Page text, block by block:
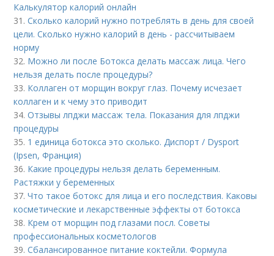
Калькулятор калорий онлайн
31.Сколько калорий нужно потреблять в день для своей
цели. Сколько нужно калорий в день - рассчитываем
норму
32. Можно ли после Ботокса делать массаж лица. Чего
нельзя делать после процедуры?
33. Коллаген от морщин вокруг глаз. Почему исчезает
коллаген и к чему это приводит
34.Отзывы лпджи массаж тела. Показания для лпджи
процедуры
35. 1 единица ботокса это сколько. Диспорт / Dysport
(Ipsen, Франция)
36. Какие процедуры нельзя делать беременным.
Растяжки у беременных
37.Что такое ботокс для лица и его последствия. Каковы
косметические и лекарственные эффекты от ботокса
38. Крем от морщин под глазами посл. Советы
профессиональных косметологов
39.Сбалансированное питание коктейли. Формула